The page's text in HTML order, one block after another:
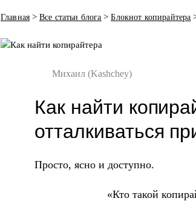
Главная >Все статьи блога >Блокнот копирайтера
Михаил (Kashchey)
Как найти
отталкиваться
Просто, ясно и доступно.
«Кто такой